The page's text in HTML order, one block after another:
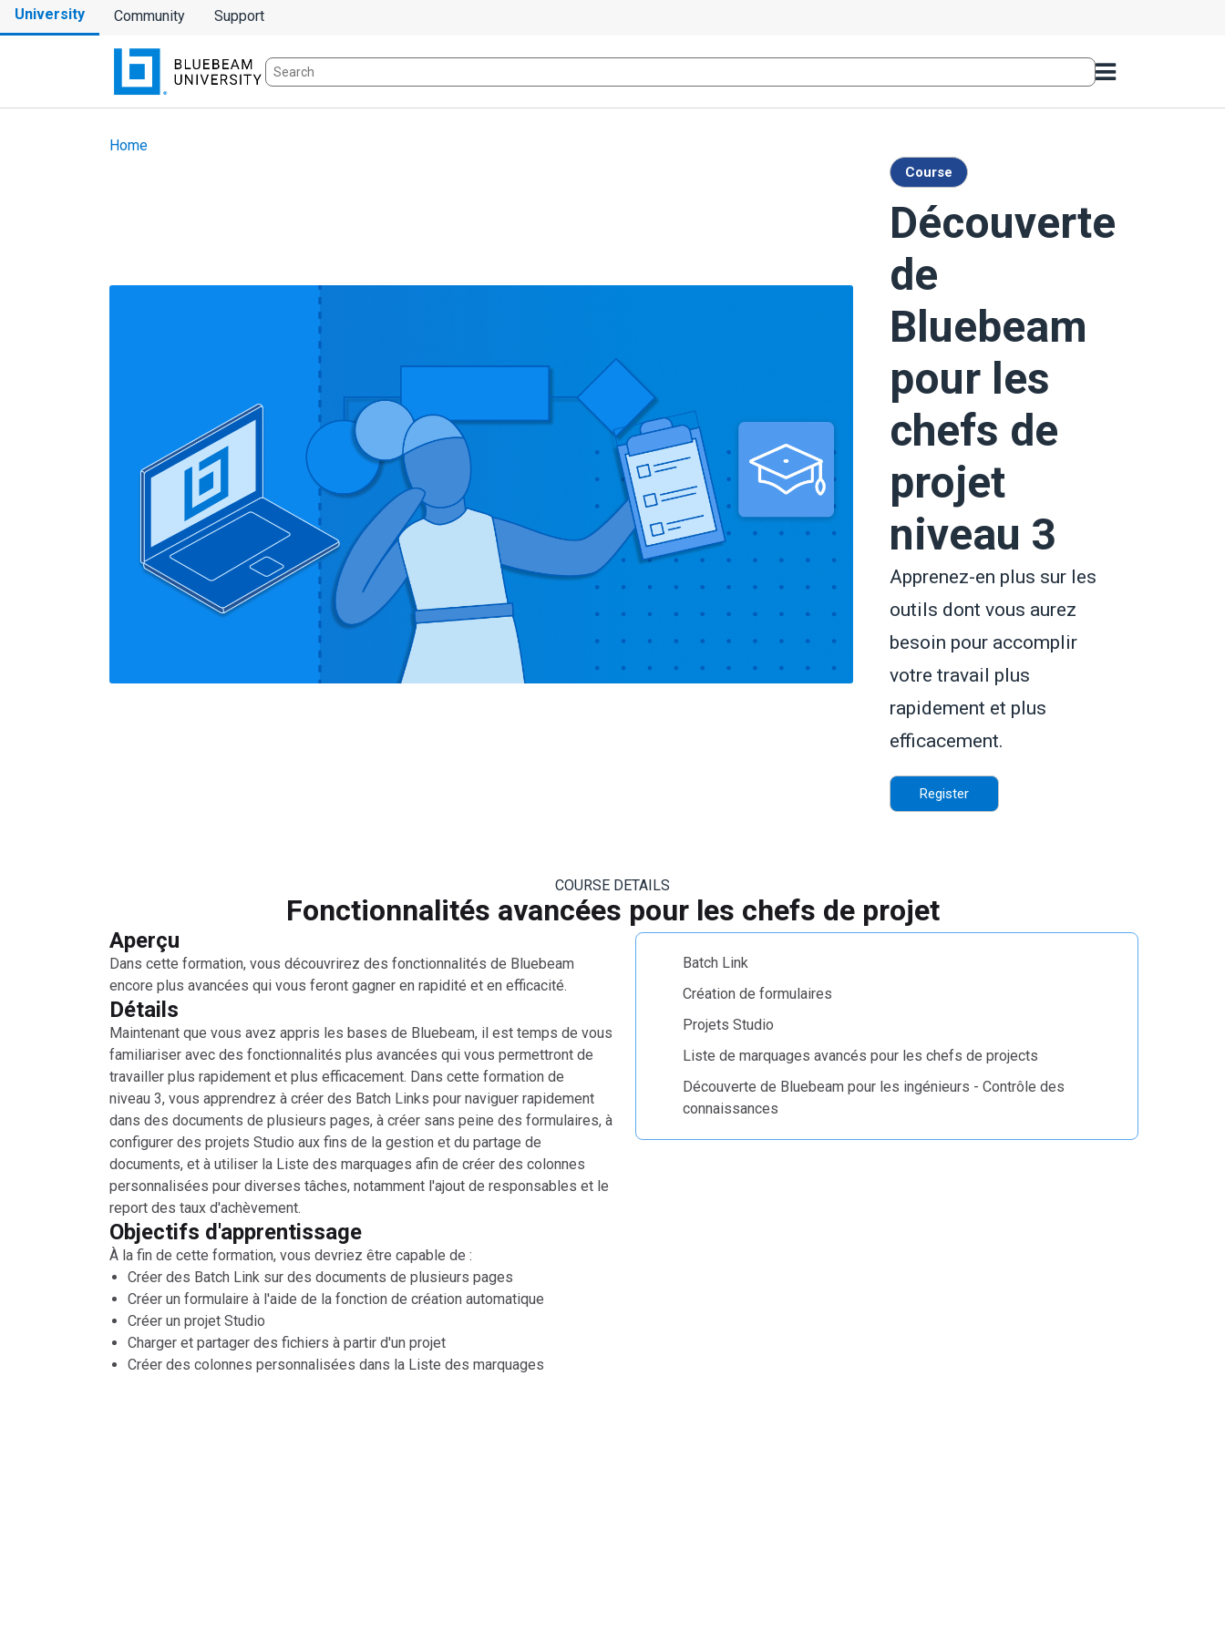
University Community Support
Home
Course
Découverte
de
Bluebeam
pour les
chefs de
projet
niveau 3
Apprenez-en plus sur les
outils dont vous aurez
besoin pour accomplir
votre travail plus
rapidement et plus
efficacement.
Register
COURSE DETAILS
Fonctionnalités avancées pour les chefs de projet
Aperçu
Dans cette formation, vous découvrirez des fonctionnalités de Bluebeam
encore plus avancées qui vous feront gagner en rapidité et en efficacité.
Détails
Maintenant que vous avez appris les bases de Bluebeam, il est temps de vous
familiariser avec des fonctionnalités plus avancées qui vous permettront de
travailler plus rapidement et plus efficacement. Dans cette formation de
niveau 3, vous apprendrez à créer des Batch Links pour naviguer rapidement
dans des documents de plusieurs pages, à créer sans peine des formulaires, à
configurer des projets Studio aux fins de la gestion et du partage de
documents, et à utiliser la Liste des marquages afin de créer des colonnes
personnalisées pour diverses tâches, notamment l'ajout de responsables et le
report des taux d'achèvement.
Objectifs d'apprentissage
À la fin de cette formation, vous devriez être capable de :
Créer des Batch Link sur des documents de plusieurs pages
Créer un formulaire à l'aide de la fonction de création automatique
Créer un projet Studio
Charger et partager des fichiers à partir d'un projet
Créer des colonnes personnalisées dans la Liste des marquages
Batch Link
Création de formulaires
Projets Studio
Liste de marquages avancés pour les chefs de projects
Découverte de Bluebeam pour les ingénieurs - Contrôle des
connaissances